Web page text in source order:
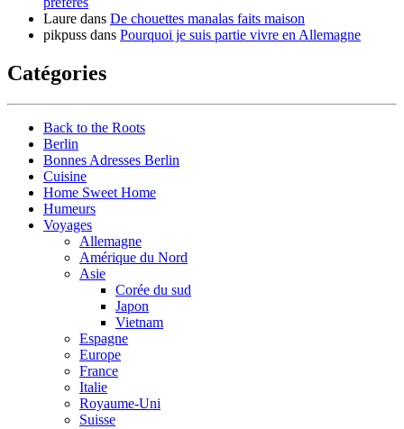
Laure dans De chouettes manalas faits maison
pikpuss dans Pourquoi je suis partie vivre en Allemagne
Catégories
Back to the Roots
Berlin
Bonnes Adresses Berlin
Cuisine
Home Sweet Home
Humeurs
Voyages
Allemagne
Amérique du Nord
Asie
Corée du sud
Japon
Vietnam
Espagne
Europe
France
Italie
Royaume-Uni
Suisse